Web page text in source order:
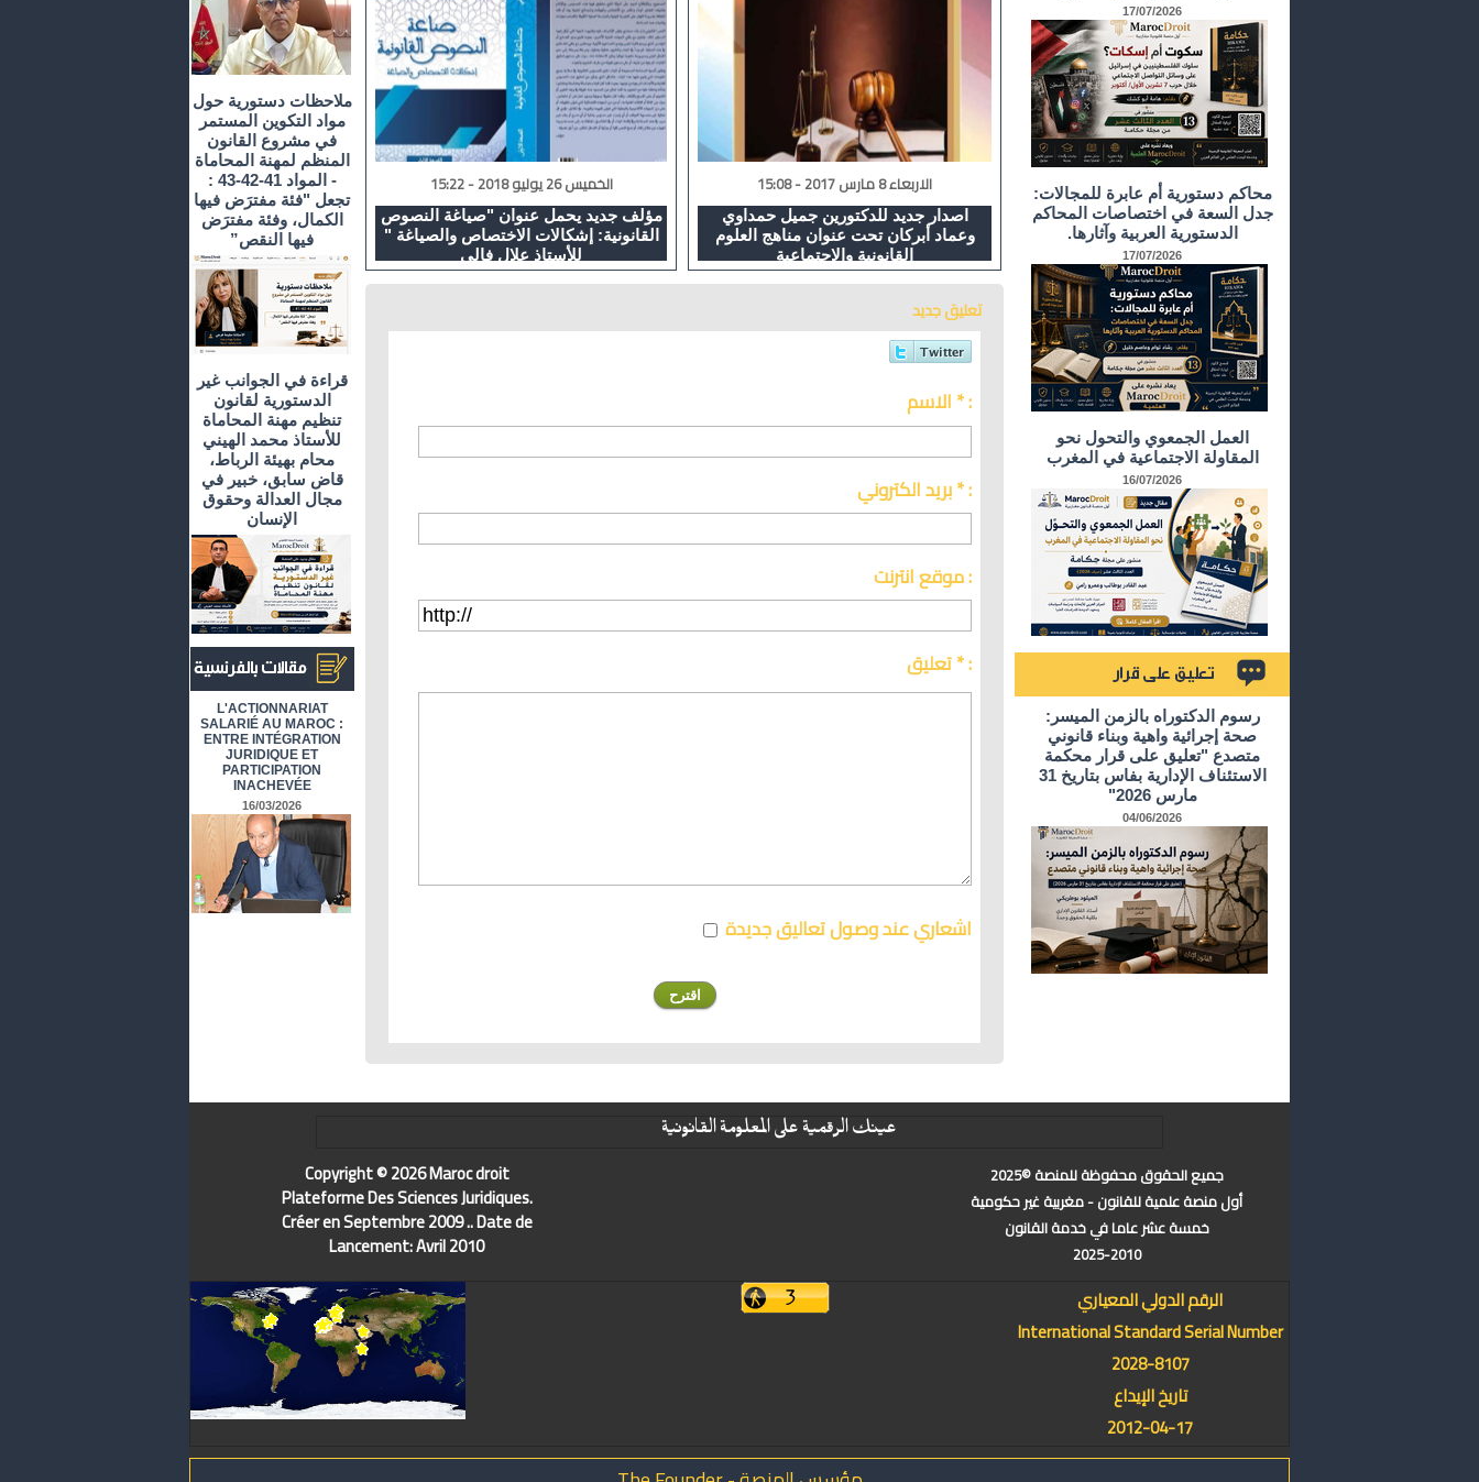
ملاحظات دستورية حول
مواد التكوين المستمر
في مشروع القانون
المنظم لمهنة المحاماة
- المواد 41-42-43 :
تجعل "فئة مفترَض فيها
الكمال، وفئة مفترَض
فيها النقص”
قراءة في الجوانب غير
الدستورية لقانون
تنظيم مهنة المحاماة
للأستاذ محمد الهيني
محام بهيئة الرباط،
قاض سابق، خبير في
مجال العدالة وحقوق
الإنسان
L'ACTIONNARIAT
SALARIÉ AU MAROC :
ENTRE INTÉGRATION
JURIDIQUE ET
PARTICIPATION
INACHEVÉE
16/03/2026
الخميس 26 يوليو 2018 - 15:22
مؤلف جديد يحمل عنوان "صياغة النصوص
القانونية: إشكالات الاختصاص والصياغة "
للأستاذ علال فالي
الاربعاء 8 مارس 2017 - 15:08
اصدار جديد للدكتورين جميل حمداوي
وعماد أبركان تحت عنوان مناهج العلوم
القانونية والاجتماعية
تعليق جديد
الاسم * :
بريد الكتروني * :
موقع انترنت :
تعليق * :
اشعاري عند وصول تعاليق جديدة
17/07/2026
محاكم دستورية أم عابرة للمجالات:
جدل السعة في اختصاصات المحاكم
الدستورية العربية وآثارها.
17/07/2026
العمل الجمعوي والتحول نحو
المقاولة الاجتماعية في المغرب
16/07/2026
رسوم الدكتوراه بالزمن الميسر:
صحة إجرائية واهية وبناء قانوني
متصدع "تعليق على قرار محكمة
الاستئناف الإدارية بفاس بتاريخ 31
مارس 2026"
04/06/2026
عينك الرقمية على المعلومة القانونية
Copyright © 2026 Maroc droit
Plateforme Des Sciences Juridiques.
Créer en Septembre 2009 .. Date de
Lancement: Avril 2010
جميع الحقوق محفوظة للمنصة ©2025
أول منصة علمية للقانون - مغربية غير حكومية
خمسة عشر عاما في خدمة القانون
2025-2010
الرقم الدولي المعياري
International Standard Serial Number
2028-8107
تاريخ الإيداع
2012-04-17